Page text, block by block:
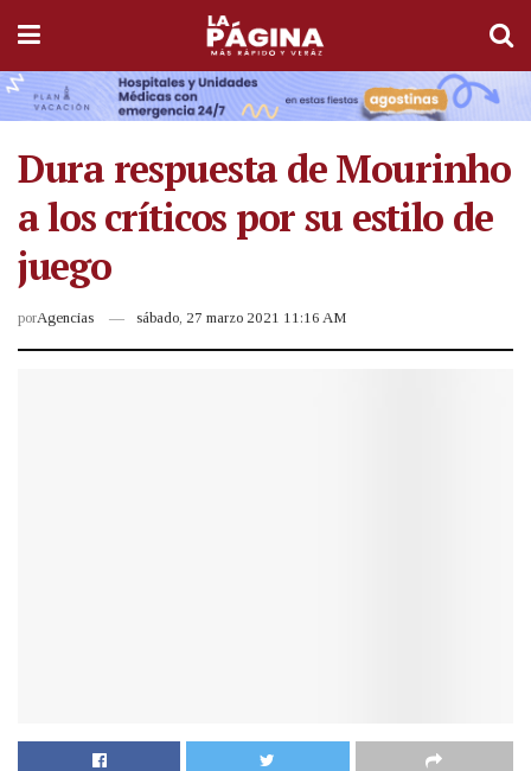
Dura respuesta de Mourinho
a los críticos por su estilo de
juego
porAgencias sábado, 27 marzo 2021 11:16 AM